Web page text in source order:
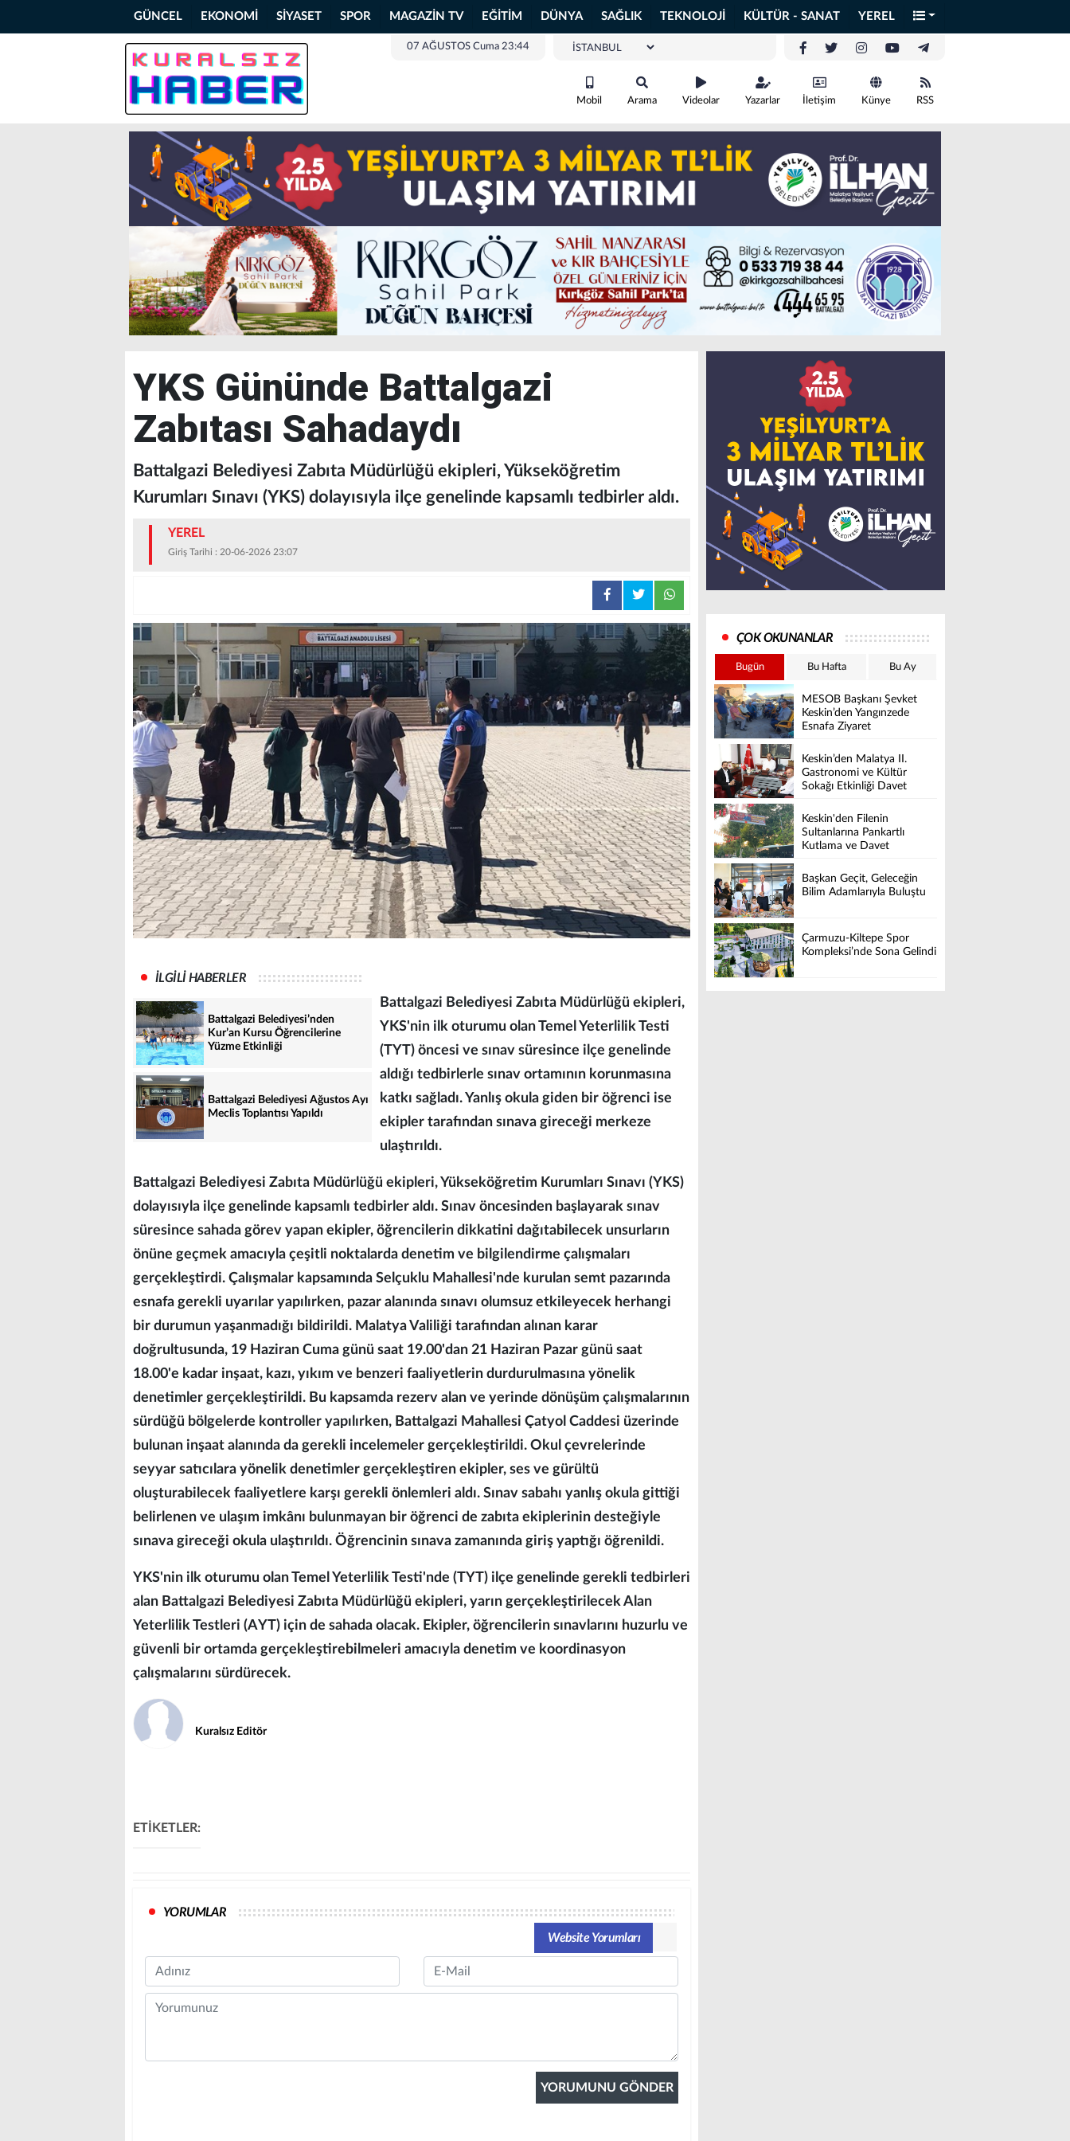
GÜNCEL EKONOMİ SİYASET SPOR MAGAZİN TV EĞİTİM DÜNYA SAĞLIK TEKNOLOJİ KÜLTÜR - SANAT YEREL
07 AĞUSTOS Cuma 23:44
Mobil Arama Videolar Yazarlar İletişim Künye RSS
YKS Gününde Battalgazi
Zabıtası Sahadaydı
Battalgazi Belediyesi Zabıta Müdürlüğü ekipleri, Yükseköğretim
Kurumları Sınavı (YKS) dolayısıyla ilçe genelinde kapsamlı tedbirler aldı.
YEREL
Giriş Tarihi : 20-06-2026 23:07
İLGİLİ HABERLER
Battalgazi Belediyesi’nden
Kur’an Kursu Öğrencilerine
Yüzme Etkinliği
Battalgazi Belediyesi Ağustos Ayı
Meclis Toplantısı Yapıldı
Battalgazi Belediyesi Zabıta Müdürlüğü ekipleri,
YKS'nin ilk oturumu olan Temel Yeterlilik Testi
(TYT) öncesi ve sınav süresince ilçe genelinde
aldığı tedbirlerle sınav ortamının korunmasına
katkı sağladı. Yanlış okula giden bir öğrenci ise
ekipler tarafından sınava gireceği merkeze
ulaştırıldı.
Battalgazi Belediyesi Zabıta Müdürlüğü ekipleri, Yükseköğretim Kurumları Sınavı (YKS)
dolayısıyla ilçe genelinde kapsamlı tedbirler aldı. Sınav öncesinden başlayarak sınav
süresince sahada görev yapan ekipler, öğrencilerin dikkatini dağıtabilecek unsurların
önüne geçmek amacıyla çeşitli noktalarda denetim ve bilgilendirme çalışmaları
gerçekleştirdi. Çalışmalar kapsamında Selçuklu Mahallesi'nde kurulan semt pazarında
esnafa gerekli uyarılar yapılırken, pazar alanında sınavı olumsuz etkileyecek herhangi
bir durumun yaşanmadığı bildirildi. Malatya Valiliği tarafından alınan karar
doğrultusunda, 19 Haziran Cuma günü saat 19.00'dan 21 Haziran Pazar günü saat
18.00'e kadar inşaat, kazı, yıkım ve benzeri faaliyetlerin durdurulmasına yönelik
denetimler gerçekleştirildi. Bu kapsamda rezerv alan ve yerinde dönüşüm çalışmalarının
sürdüğü bölgelerde kontroller yapılırken, Battalgazi Mahallesi Çatyol Caddesi üzerinde
bulunan inşaat alanında da gerekli incelemeler gerçekleştirildi. Okul çevrelerinde
seyyar satıcılara yönelik denetimler gerçekleştiren ekipler, ses ve gürültü
oluşturabilecek faaliyetlere karşı gerekli önlemleri aldı. Sınav sabahı yanlış okula gittiği
belirlenen ve ulaşım imkânı bulunmayan bir öğrenci de zabıta ekiplerinin desteğiyle
sınava gireceği okula ulaştırıldı. Öğrencinin sınava zamanında giriş yaptığı öğrenildi.
YKS'nin ilk oturumu olan Temel Yeterlilik Testi'nde (TYT) ilçe genelinde gerekli tedbirleri
alan Battalgazi Belediyesi Zabıta Müdürlüğü ekipleri, yarın gerçekleştirilecek Alan
Yeterlilik Testleri (AYT) için de sahada olacak. Ekipler, öğrencilerin sınavlarını huzurlu ve
güvenli bir ortamda gerçekleştirebilmeleri amacıyla denetim ve koordinasyon
çalışmalarını sürdürecek.
Kuralsız Editör
ETİKETLER:
YORUMLAR
Website Yorumları
Name Email
Comment
ÇOK OKUNANLAR
Bugün Bu Hafta Bu Ay
MESOB Başkanı Şevket
Keskin’den Yangınzede
Esnafa Ziyaret
Keskin’den Malatya II.
Gastronomi ve Kültür
Sokağı Etkinliği Davet
Keskin'den Filenin
Sultanlarına Pankartlı
Kutlama ve Davet
Başkan Geçit, Geleceğin
Bilim Adamlarıyla Buluştu
Çarmuzu-Kiltepe Spor
Kompleksi’nde Sona Gelindi